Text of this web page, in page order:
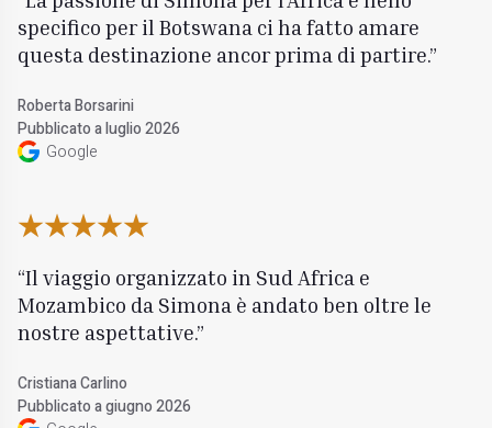
specifico per il Botswana ci ha fatto amare
questa destinazione ancor prima di partire.
Roberta Borsarini
Pubblicato a luglio 2026
Google
Il viaggio organizzato in Sud Africa e
Mozambico da Simona è andato ben oltre le
nostre aspettative.
Cristiana Carlino
Pubblicato a giugno 2026